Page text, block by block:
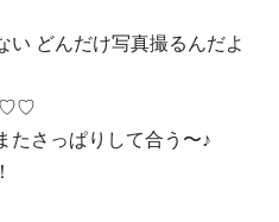
い どんだけ写真撮るんだよ
たさっぱりして合う〜♪